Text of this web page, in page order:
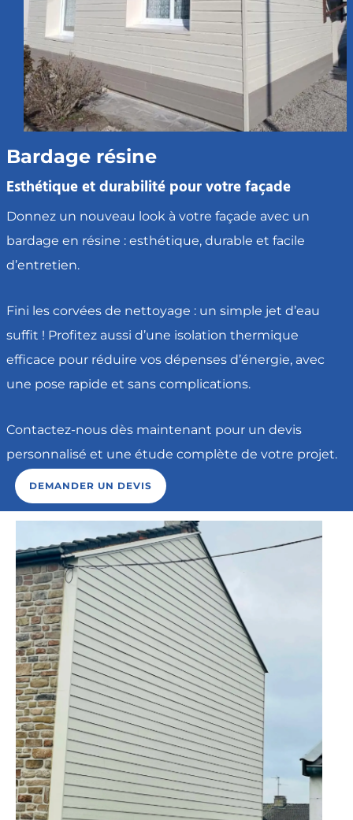
Bardage résine
Esthétique et durabilité pour votre façade
Donnez un nouveau look à votre façade avec un
bardage en résine : esthétique, durable et facile
d’entretien.
Fini les corvées de nettoyage : un simple jet d’eau
suffit ! Profitez aussi d’une isolation thermique
efficace pour réduire vos dépenses d’énergie, avec
une pose rapide et sans complications.
Contactez-nous dès maintenant pour un devis
personnalisé et une étude complète de votre projet.
DEMANDER UN DEVIS